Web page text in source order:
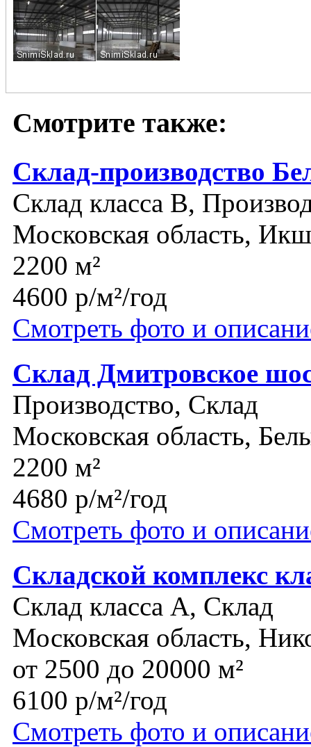
Смотрите также:
Склад-производство
Склад класса B,
Московская область,
2200 м²
4600 р/м²/год
Смотреть фото и
Склад Дмитровское
Производство, Склад
Московская область,
2200 м²
4680 р/м²/год
Смотреть фото и
Складской комплекс
Склад класса A, Склад
Московская область,
от 2500 до 20000 м²
6100 р/м²/год
Смотреть фото и